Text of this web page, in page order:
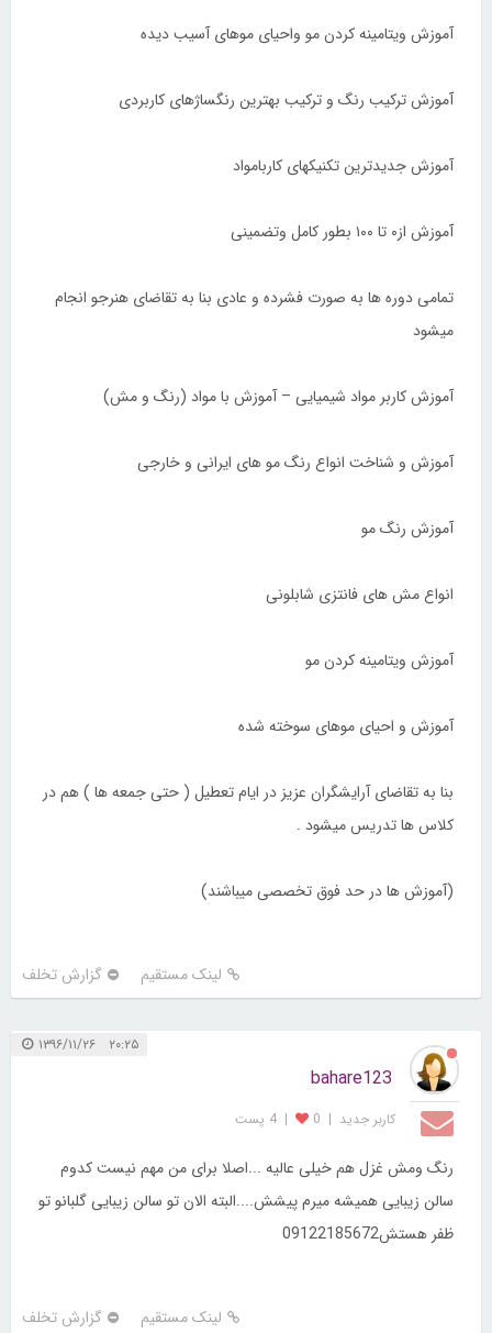
آموزش ویتامینه کردن مو واحیای موهای آسیب دیده
آموزش ترکیب رنگ و ترکیب بهترین رنگساژهای کاربردی
آموزش جدیدترین تکنیکهای کاربامواد
آموزش از۰ تا ۱۰۰ بطور کامل وتضمینی
تمامی دوره ها به صورت فشرده و عادی بنا به تقاضای هنرجو انجام
میشود
آموزش کاربر مواد شیمیایی – آموزش با مواد (رنگ و مش)
آموزش و شناخت انواع رنگ مو های ایرانی و خارجی
آموزش رنگ مو
انواع مش های فانتزی شابلونی
آموزش ویتامینه کردن مو
آموزش و احیای موهای سوخته شده
بنا به تقاضای آرایشگران عزیز در ایام تعطیل ( حتی جمعه ها ) هم در
کلاس ها تدریس میشود .
(آموزش ها در حد فوق تخصصی میباشند)
لینک مستقیم گزارش تخلف
۲۰:۲۵ ۱۳۹۶/۱۱/۲۶
bahare123
کاربر جديد |
0
| 4 پست
رنگ ومش غزل هم خیلی عالیه ...اصلا برای من مهم نیست کدوم
سالن زیبایی همیشه میرم پیشش....البته الان تو سالن زیبایی گلبانو تو
ظفر هستش09122185672
لینک مستقیم گزارش تخلف